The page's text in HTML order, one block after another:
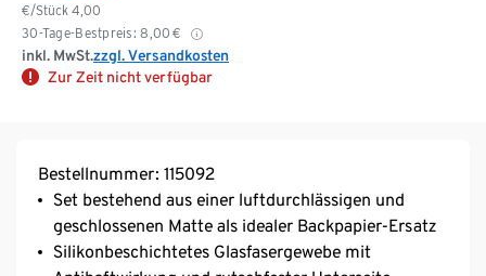
€/Stück 4,00
30-Tage-Bestpreis: 8,00 €
inkl. MwSt.zzgl. Versandkosten
Zur Zeit nicht verfügbar
Bestellnummer: 115092
Set bestehend aus einer luftdurchlässigen und
geschlossenen Matte als idealer Backpapier-Ersatz
Silikonbeschichtetes Glasfasergewebe mit